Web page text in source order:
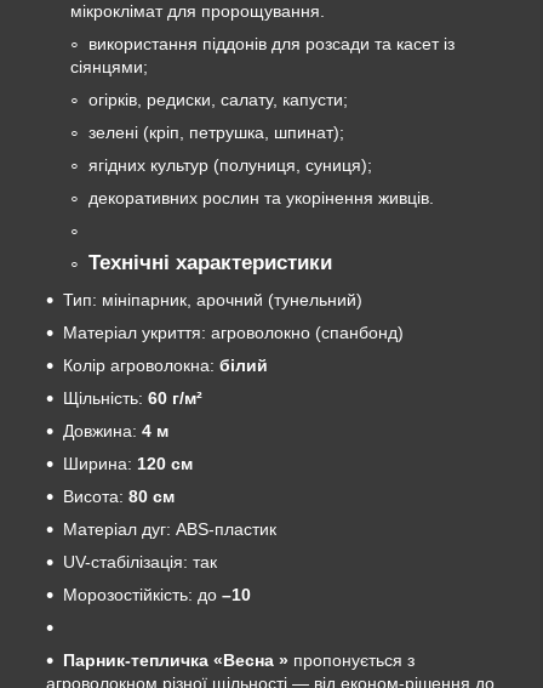
мікроклімат для пророщування.
використання піддонів для розсади та касет із
сіянцями;
огірків, редиски, салату, капусти;
зелені (кріп, петрушка, шпинат);
ягідних культур (полуниця, суниця);
декоративних рослин та укорінення живців.
Технічні характеристики
Тип: мініпарник, арочний (тунельний)
Матеріал укриття: агроволокно (спанбонд)
Колір агроволокна: білий
Щільність: 60 г/м²
Довжина: 4 м
Ширина: 120 см
Висота: 80 см
Матеріал дуг: ABS-пластик
UV-стабілізація: так
Морозостійкість: до –10
Парник-тепличка «Весна » пропонується з
агроволокном різної щільності — від економ-рішення до